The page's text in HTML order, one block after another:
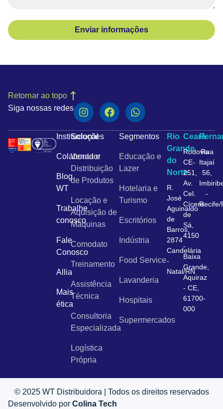
Enviar informações
Siga nossas redes
Retornar ao topo
Institucional
Colaborador
Blog
WT
Trabalhe
conosco
Fale
Conosco
Allia
Mais
ética
Soluções
Venda e
Distribuição
de Produtos
Locação e
Aquisição de
Máquinas
Comodato
Treinamento
Assistência
Técnica
Consultoria
Especializada
Logística
Própria
Segmentos
Educação e
Lazer
Hotelaria e
Turismo
Escritórios
Indústria
Food Service
Lavanderia
Hospitais
Supermercados
Rio
Grande
do
Norte
R.
José
Aguinaldo
de
Barros,
2874
Candelária
-
Natal/RN
Ceará
Rodovia
CE-
251,
Av.
Cel.
Cícero
de
Sá,
4150
-
Baixa
Grande,
Aquiraz
- CE,
61700-
000
Rua
Itajaí
56,
-
Recife/
© 2025 WT Distribuidora | Todos os direitos reservados
Desenvolvido por Colina Tech